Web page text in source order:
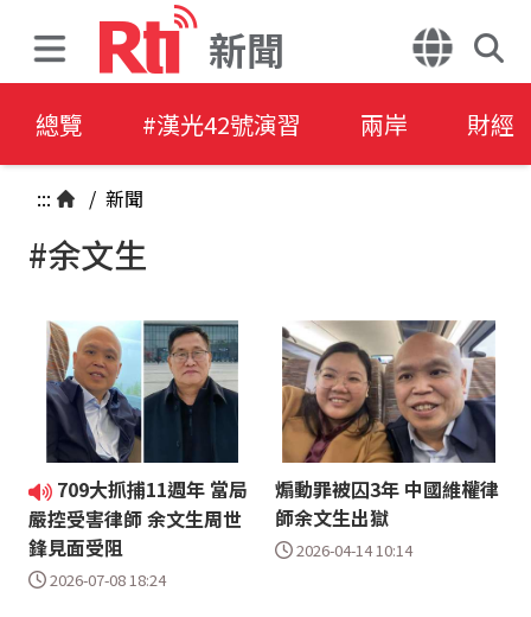
新聞
總覽 #漢光42號演習 兩岸 財經
::: / 新聞
#余文生
709大抓捕11週年 當局
嚴控受害律師 余文生周世
鋒見面受阻
2026-07-08 18:24
煽動罪被囚3年 中國維權律
師余文生出獄
2026-04-14 10:14